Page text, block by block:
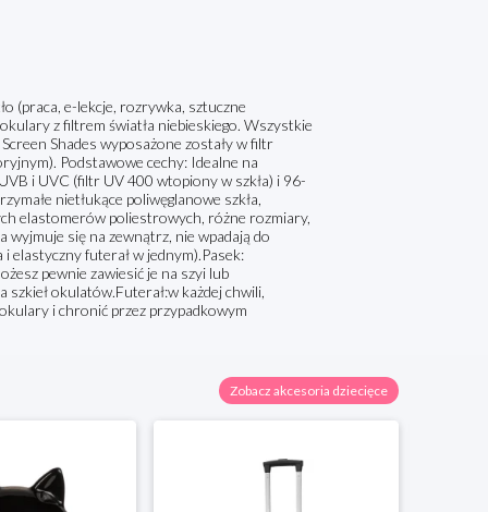
(praca, e-lekcje, rozrywka, sztuczne
z filtrem światła niebieskiego. Wszystkie
Shades wyposażone zostały w filtr
Podstawowe cechy: Idealne na
i UVC (filtr UV 400 wtopiony w szkła) i 96-
nietłukące poliwęglanowe szkła,
elastomerów poliestrowych, różne rozmiary,
wyjmuje się na zewnątrz, nie wpadają do
elastyczny futerał w jednym).Pasek:
pewnie zawiesić je na szyi lub
szkieł okulatów.Futerał:w każdej chwili,
i chronić przez przypadkowym
Zobacz akcesoria dziecięce